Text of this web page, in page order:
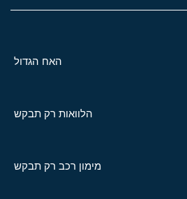
האח הגדול
הלוואות רק תבקש
מימון רכב רק תבקש